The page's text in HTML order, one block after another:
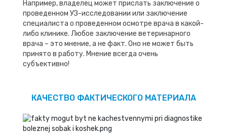
Например, владелец может прислать заключение о
проведенном УЗ-исследовании или заключение
специалиста о проведенном осмотре врача в какой-
либо клинике. Любое заключение ветеринарного
врача – это мнение, а не факт. Оно не может быть
принято в работу. Мнение всегда очень
субъективно!
КАЧЕСТВО ФАКТИЧЕСКОГО МАТЕРИАЛА